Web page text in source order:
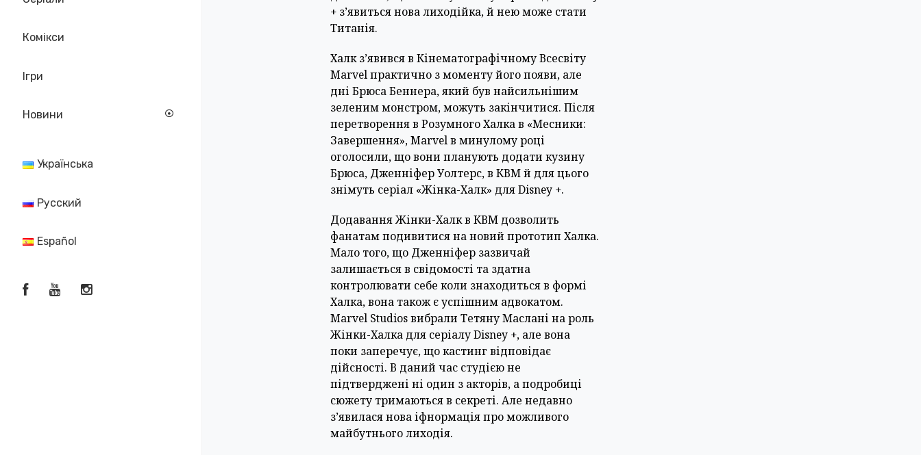
Комікси
Ігри
Новини
Українська
Русский
Español
+ з’явиться нова лиходійка, й нею може стати
Титанія.
Халк з’явився в Кінематографічному Всесвіту
Marvel практично з моменту його появи, але
дні Брюса Беннера, який був найсильнішим
зеленим монстром, можуть закінчитися. Після
перетворення в Розумного Халка в «Месники:
Завершення», Marvel в минулому році
оголосили, що вони планують додати кузину
Брюса, Дженніфер Уолтерс, в КВМ й для цього
знімуть серіал «Жінка-Халк» для Disney +.
Додавання Жінки-Халк в КВМ дозволить
фанатам подивитися на новий прототип Халка.
Мало того, що Дженніфер зазвичай
залишається в свідомості та здатна
контролювати себе коли знаходиться в формі
Халка, вона також є успішним адвокатом.
Marvel Studios вибрали Тетяну Маслані на роль
Жінки-Халка для серіалу Disney +, але вона
поки заперечує, що кастинг відповідає
дійсності. В даний час студією не
підтверджені ні один з акторів, а подробиці
сюжету тримаються в секреті. Але недавно
з’явилася нова іфнормація про можливого
майбутнього лиходія.